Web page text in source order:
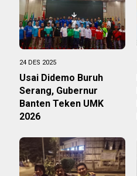
24 DES 2025
Usai Didemo Buruh
Serang, Gubernur
Banten Teken UMK
2026